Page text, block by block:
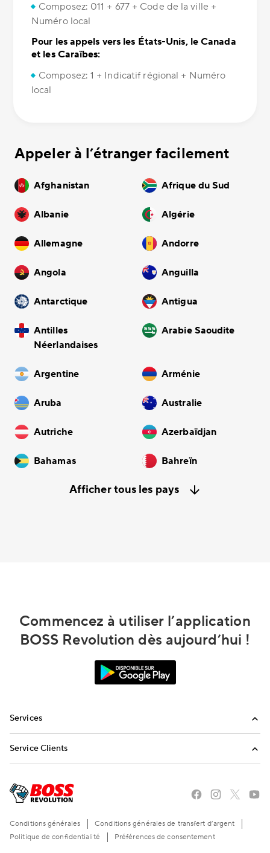
Composez: 011 + 677 + Code de la ville +
Numéro local
Pour les appels vers les États-Unis, le Canada
et les Caraïbes:
Composez: 1 + Indicatif régional + Numéro
local
Appeler à l’étranger facilement
Afghanistan Afrique du Sud
Albanie Algérie
Allemagne Andorre
Angola Anguilla
Antarctique Antigua
Antilles
Néerlandaises
Arabie Saoudite
Argentine Arménie
Aruba Australie
Autriche Azerbaïdjan
Bahamas Bahreïn
Afficher tous les pays
Commencez à utiliser l’application
BOSS Revolution dès aujourd’hui !
Services
Envoi de réapprovisionnements
Service Clients
Envoyez-nous un email
Conditions générales
Conditions générales de transfert d’argent
Politique de confidentialité
Préférences de consentement